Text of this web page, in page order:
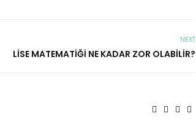
NEXT
LISE MATEMATIĞI NE KADAR ZOR OLABILIR?